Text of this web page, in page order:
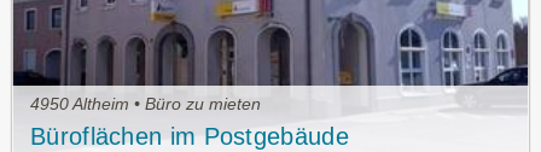
4950 Altheim • Büro zu mieten
Büroflächen im Postgebäude